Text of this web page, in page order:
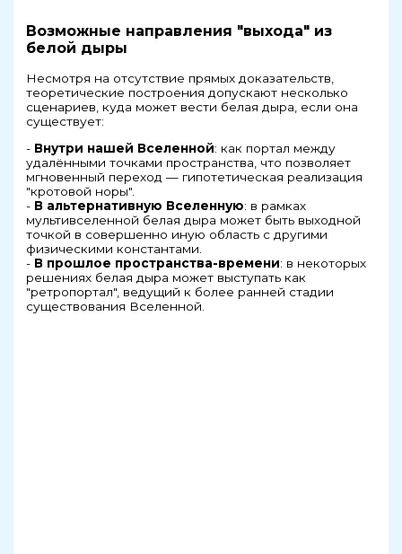
Возможные направления "выхода" из
белой дыры
Несмотря на отсутствие прямых доказательств,
теоретические построения допускают несколько
сценариев, куда может вести белая дыра, если она
существует:
- Внутри нашей Вселенной: как портал между
удалёнными точками пространства, что позволяет
мгновенный переход — гипотетическая реализация
"кротовой норы".
- В альтернативную Вселенную: в рамках
мультивселенной белая дыра может быть выходной
точкой в совершенно иную область с другими
физическими константами.
- В прошлое пространства-времени: в некоторых
решениях белая дыра может выступать как
"ретропортал", ведущий к более ранней стадии
существования Вселенной.